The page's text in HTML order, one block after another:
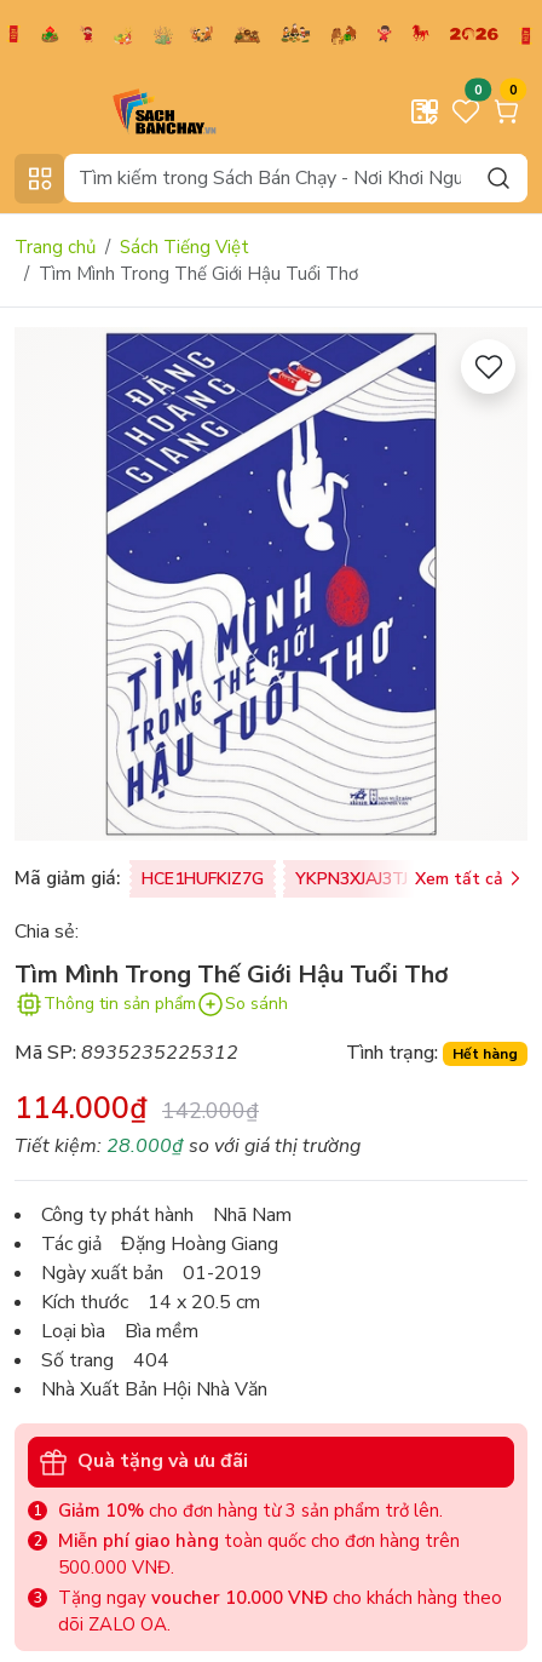
0 0
Trang chủ
Sách Tiếng Việt
Tìm Mình Trong Thế Giới Hậu Tuổi Thơ
Mã giảm giá: HCE1HUFKIZ7G YKPN3XJAJ3TJ Xem tất cả
Chia sẻ:
Tìm Mình Trong Thế Giới Hậu Tuổi Thơ
Thông tin sản phẩm So sánh
Mã SP:8935235225312 Tình trạng: Hết hàng
114.000₫ 142.000₫
Tiết kiệm: 28.000₫so với giá thị trường
Công ty phát hành Nhã Nam
Tác giả Đặng Hoàng Giang
Ngày xuất bản 01-2019
Kích thước 14 x 20.5 cm
Loại bìa Bìa mềm
Số trang 404
Nhà Xuất Bản Hội Nhà Văn
Quà tặng và ưu đãi
Giảm 10% cho đơn hàng từ 3 sản phẩm trở lên.
Miễn phí giao hàng toàn quốc cho đơn hàng trên
500.000 VNĐ.
Tặng ngay voucher 10.000 VNĐ cho khách hàng theo
dõi ZALO OA.